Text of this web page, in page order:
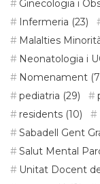
Ginecologia i
Infermeria (23)
Malalties
Neonatologia i
Nomenament
pediatria (29)
residents (10)
Sabadell Gent
Salut Mental
Unitat Docent